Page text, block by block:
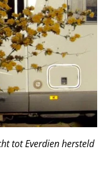
hersteld